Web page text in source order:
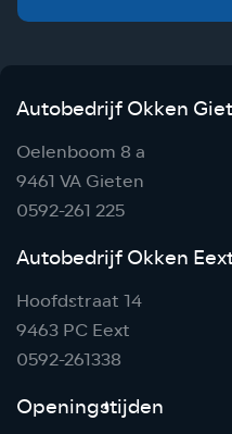
Autobedrijf Okken
Oelenboom 8 a
9461 VA Gieten
0592-261 225
Autobedrijf Okken
Hoofdstraat 14
9463 PC Eext
0592-261338
Openingstijden